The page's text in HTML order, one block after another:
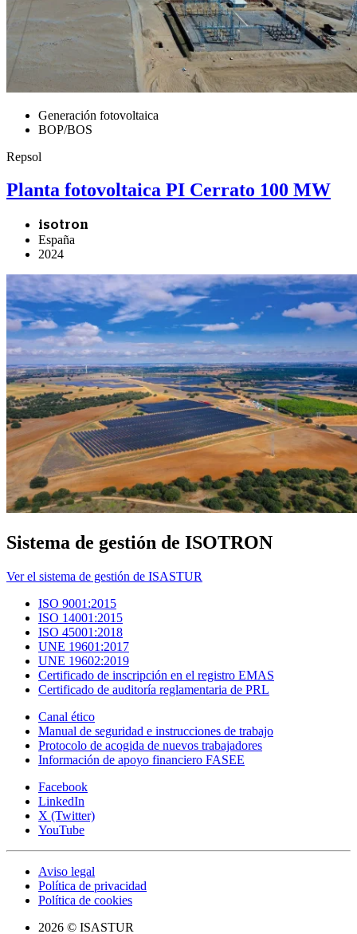
Generación fotovoltaica
BOP/BOS
Repsol
Planta fotovoltaica PI Cerrato 100 MW
isotron
España
2024
Sistema de gestión de ISOTRON
Ver el sistema de gestión de ISASTUR
ISO 9001:2015
ISO 14001:2015
ISO 45001:2018
UNE 19601:2017
UNE 19602:2019
Certificado de inscripción en el registro EMAS
Certificado de auditoría reglamentaria de PRL
Canal ético
Manual de seguridad e instrucciones de trabajo
Protocolo de acogida de nuevos trabajadores
Información de apoyo financiero FASEE
Facebook
LinkedIn
X (Twitter)
YouTube
Aviso legal
Política de privacidad
Política de cookies
2026 © ISASTUR